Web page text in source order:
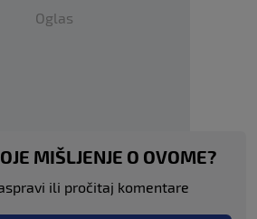
Oglas
MIŠLJENJE O OVOME?
ili pročitaj komentare